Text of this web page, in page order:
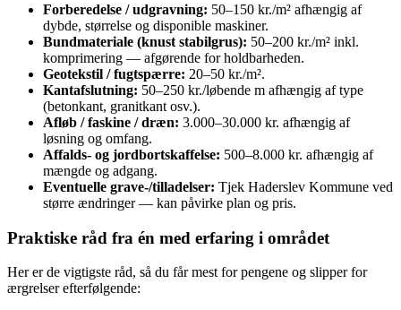
Forberedelse / udgravning: 50–150 kr./m² afhængig af
dybde, størrelse og disponible maskiner.
Bundmateriale (knust stabilgrus): 50–200 kr./m² inkl.
komprimering — afgørende for holdbarheden.
Geotekstil / fugtspærre: 20–50 kr./m².
Kantafslutning: 50–250 kr./løbende m afhængig af type
(betonkant, granitkant osv.).
Afløb / faskine / dræn: 3.000–30.000 kr. afhængig af
løsning og omfang.
Affalds- og jordbortskaffelse: 500–8.000 kr. afhængig af
mængde og adgang.
Eventuelle grave‑/tilladelser: Tjek Haderslev Kommune ved
større ændringer — kan påvirke plan og pris.
Praktiske råd fra én med erfaring i området
Her er de vigtigste råd, så du får mest for pengene og slipper for
ærgrelser efterfølgende: